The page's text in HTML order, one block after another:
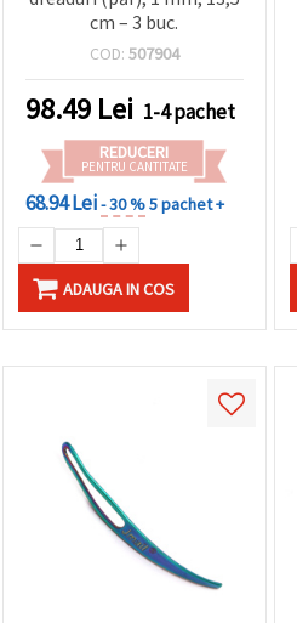
cm – 3 buc.
COD: 507904
98.49 Lei 1-4 pachet
REDUCERI
PENTRU CANTITATE
68.94 Lei- 30 %5 pachet +
ADAUGA IN COS